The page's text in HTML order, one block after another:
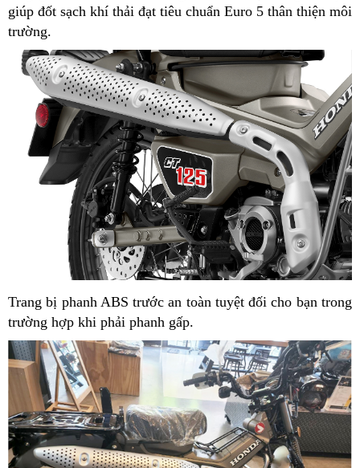
giúp đốt sạch khí thải đạt tiêu chuẩn Euro 5 thân thiện môi
trường.
Trang bị phanh ABS trước an toàn tuyệt đối cho bạn trong
trường hợp khi phải phanh gấp.